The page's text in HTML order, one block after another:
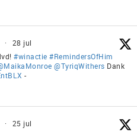
·
28 jul
#winactie #RemindersOfHim
@TyriqWithers Dank
-
·
25 jul